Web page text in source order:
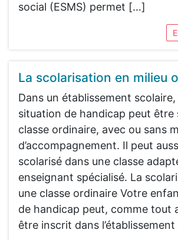
social (ESMS) permet […]
La scolarisation en milieu
Dans un établissement scolaire,
situation de handicap peut être
classe ordinaire, avec ou sans
d’accompagnement. Il peut
scolarisé dans une classe
enseignant spécialisé. La
une classe ordinaire Votre
de handicap peut, comme tout
être inscrit dans